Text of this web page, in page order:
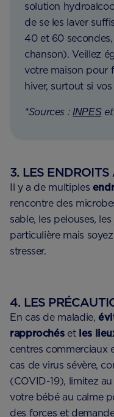
solution
de se les laver
40 et 60
chanson). Veillez
votre maison pour
hiver, surtout si
*Sources :INPESet
3. LES
Il y a de multiples
rencontre des
sable, les pelouses,
particulière mais
stresser.
4. LES
En cas de maladie,
rapprochéset les
centres commerciaux
cas de virus sévère,
(COVID-19), limitez
votre bébé au calme
des forces et